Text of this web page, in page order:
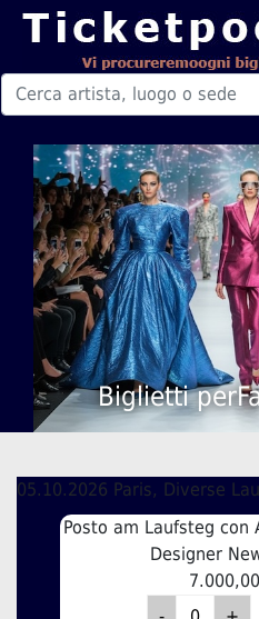
Biglietti
05.10.2026 Paris, Diverse
Posto am Laufsteg con
Designer